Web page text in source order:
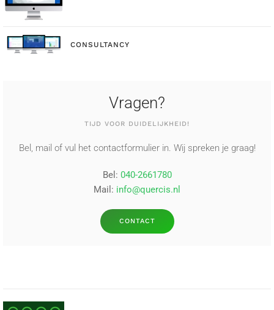
CONSULTANCY
Vragen?
TIJD VOOR DUIDELIJKHEID!
Bel, mail of vul het contactformulier in. Wij spreken je graag!
Bel: 040-2661780
Mail: info@quercis.nl
CONTACT